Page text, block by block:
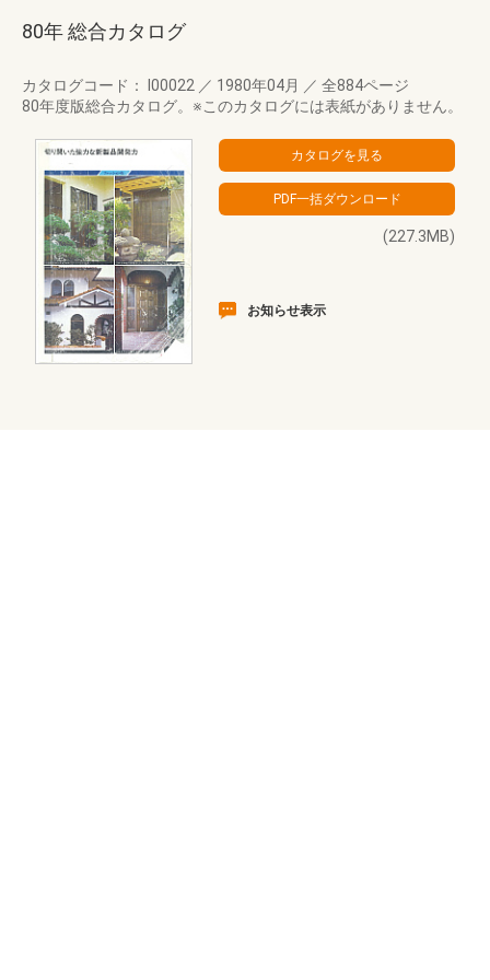
80年 総合カタログ
カタログコード： I00022 ／ 1980年04月 ／ 全884ページ
80年度版総合カタログ。※このカタログには表紙がありません。
(227.3MB)
お知らせ表示